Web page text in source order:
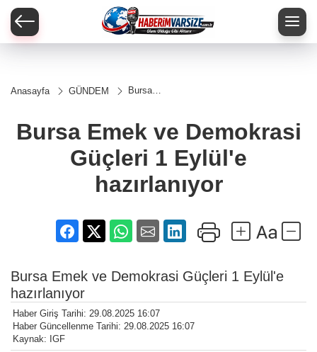
Anasayfa GÜNDEM
Bursa
Güçleri 1
Eylül'e
Bursa Emek ve Demokrasi
Güçleri 1 Eylül'e
hazırlanıyor
Bursa Emek ve Demokrasi Güçleri 1 Eylül'e
hazırlanıyor
Haber Giriş Tarihi: 29.08.2025 16:07
Haber Güncellenme Tarihi: 29.08.2025 16:07
Kaynak: IGF